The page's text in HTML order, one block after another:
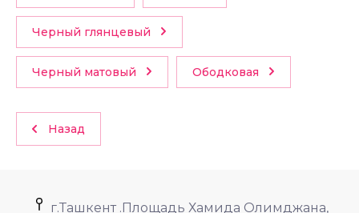
Черный глянцевый
Черный матовый Ободковая
Назад
г.Ташкент .Площадь Хамида Олимджана,